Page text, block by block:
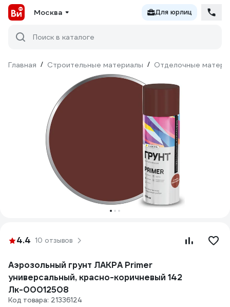
Москва Для юрлиц
Поиск в каталоге
Главная / Строительные материалы / Отделочные
4.4 10 отзывов
Аэрозольный грунт ЛАКРА Primer
универсальный, красно-коричневый 142
Лк-00012508
Код товара: 21336124